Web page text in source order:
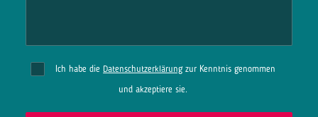
Ich habe die Datenschutzerklärung zur Kenntnis genommen
und akzeptiere sie.